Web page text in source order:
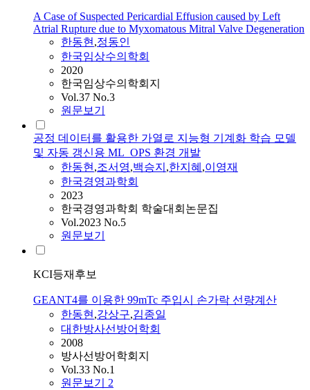
A Case of Suspected Pericardial Effusion caused by Left
Atrial Rupture due to Myxomatous Mitral Valve Degeneration
한동현,정동인
한국임상수의학회
2020
한국임상수의학회지
Vol.37 No.3
원문보기
공정 데이터를 활용한 가열로 지능형 기계화 학습 모델
및 자동 갱신용 ML_OPS 환경 개발
한동현,조서영,백승지 ,한지혜 ,이영재
한국경영과학회
2023
한국경영과학회 학술대회논문집
Vol.2023 No.5
원문보기
KCI등재후보
GEANT4를 이용한 99mTc 주입시 손가락 선량계산
한동현,강상구,김종일
대한방사선방어학회
2008
방사선방어학회지
Vol.33 No.1
원문보기 2